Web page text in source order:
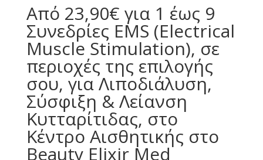
Από 23,90€ για 1 έως 9
Συνεδρίες EMS (Electrical
Muscle Stimulation), σε
περιοχές της επιλογής
σου, για Λιποδιάλυση,
Σύσφιξη & Λείανση
Κυτταρίτιδας, στο
Κέντρο Αισθητικής στο
Beauty Elixir Med